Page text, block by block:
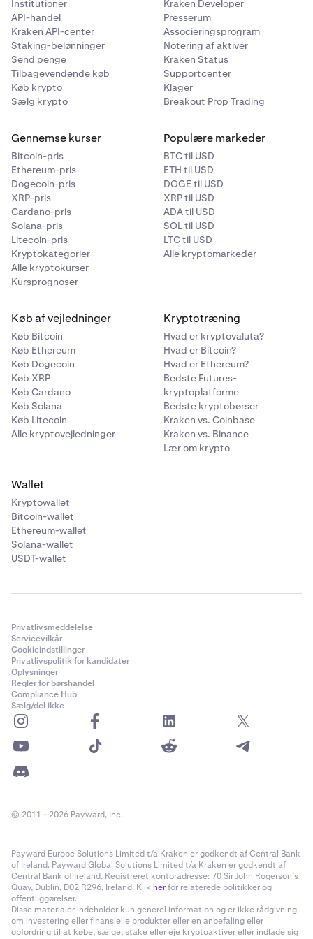
4 Brug derefter filteret Kategorierfor kun at vise
5
På siden Handel kan du derefter bruge
Ordreformular
salgsordre. Først skal du vælge, om du vil købe eller
6 Følg derefter vejledningen i denne artikelfor at
afgive en ordre på et futures-marked.
Institutioner
API-handel
Kraken API-center
Staking-belønninger
Send penge
Tilbagevendende køb
Køb krypto
Sælg krypto
Kraken Developer
Presserum
Associeringsprogram
Notering af aktiver
Kraken Status
Supportcenter
Klager
Breakout Prop Trading
Gennemse kurser
Bitcoin-pris
Ethereum-pris
Dogecoin-pris
XRP-pris
Cardano-pris
Solana-pris
Litecoin-pris
Kryptokategorier
Alle kryptokurser
Kursprognoser
Populære markeder
BTC til USD
ETH til USD
DOGE til USD
XRP til USD
ADA til USD
SOL til USD
LTC til USD
Alle kryptomarkeder
Køb af vejledninger
Køb Bitcoin
Køb Ethereum
Køb Dogecoin
Køb XRP
Køb Cardano
Køb Solana
Køb Litecoin
Alle kryptovejledninger
Kryptotræning
Hvad er kryptovaluta?
Hvad er Bitcoin?
Hvad er Ethereum?
Bedste Futures-
kryptoplatforme
Bedste kryptobørser
Kraken vs. Coinbase
Kraken vs. Binance
Lær om krypto
Wallet
Kryptowallet
Bitcoin-wallet
Ethereum-wallet
Solana-wallet
USDT-wallet
Privatlivsmeddelelse
Servicevilkår
Cookieindstillinger
Privatlivspolitik for kandidater
Oplysninger
Regler for børshandel
Compliance Hub
Sælg/del ikke
© 2011 - 2026 Payward, Inc.
Payward Europe Solutions Limited t/a Kraken er godkendt af Central Bank
of Ireland. Payward Global Solutions Limited t/a Kraken er godkendt af
Central Bank of Ireland. Registreret kontoradresse: 70 Sir John Rogerson’s
Quay, Dublin, D02 R296, Ireland. Klik herfor relaterede politikker og
offentliggørelser.
Disse materialer indeholder kun generel information og er ikke rådgivning
om investering eller finansielle produkter eller en anbefaling eller
opfordring til at købe, sælge, stake eller eje kryptoaktiver eller indlade sig